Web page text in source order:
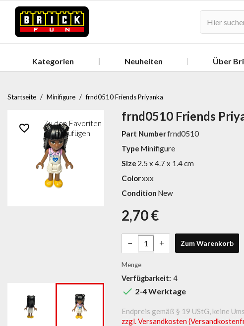
Kategorien Neuheiten Über
Startseite Minifigure frnd0510 Friends Priyanka
favorite_border
frnd0510 Friends
Part Numberfrnd0510
Type Minifigure
Size 2.5 x 4.7 x 1.4 cm
Colorxxx
Condition New
2,70 €
− + Zum Warenkorb
Menge
Verfügbarkeit: 4
 2-4 Werktage
Endpreis gemäß § 19 UStG, keine
zzgl. Versandkosten